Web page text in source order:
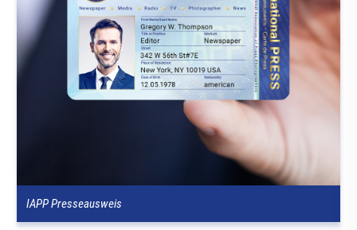
IAPP Presseausweis